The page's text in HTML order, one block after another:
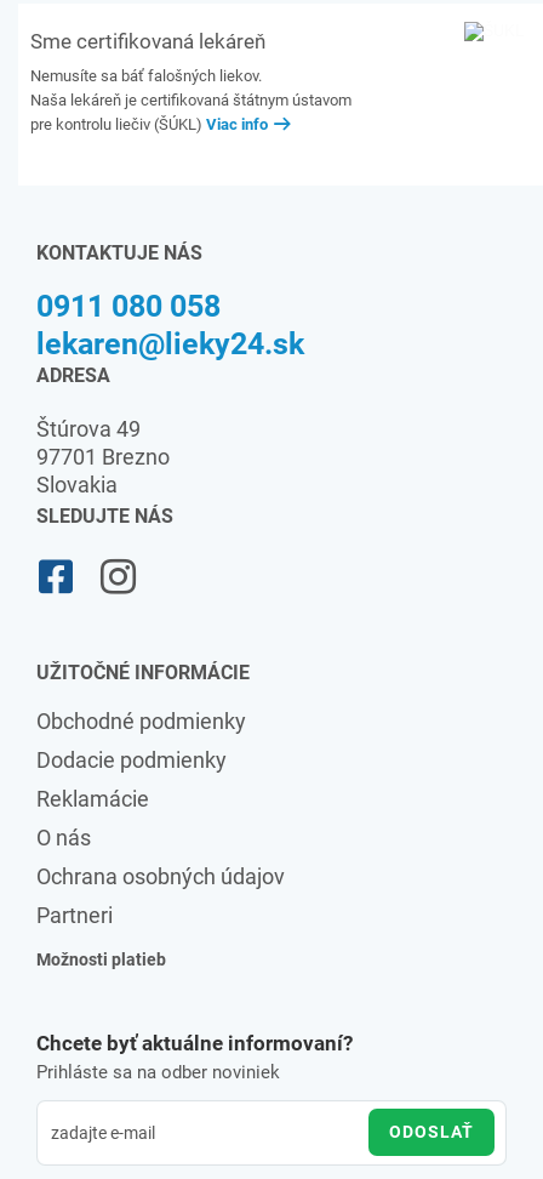
Sme certifikovaná lekáreň
Nemusíte sa báť falošných liekov.
Naša lekáreň je certifikovaná štátnym ústavom
pre kontrolu liečiv (ŠÚKL) Viac info
KONTAKTUJE NÁS
0911 080 058
lekaren@lieky24.sk
ADRESA
Štúrova 49
97701 Brezno
Slovakia
SLEDUJTE NÁS
UŽITOČNÉ INFORMÁCIE
Obchodné podmienky
Dodacie podmienky
Reklamácie
O nás
Ochrana osobných údajov
Partneri
Možnosti platieb
Chcete byť aktuálne informovaní?
Prihláste sa na odber noviniek
ODOSLAŤ